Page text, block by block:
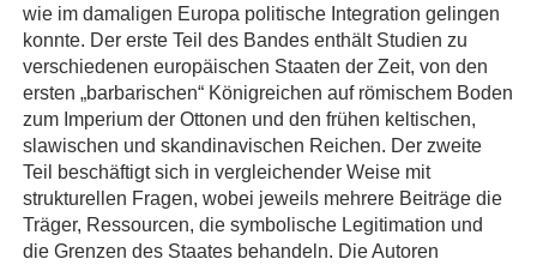
wie im damaligen Europa politische Integration gelingen
konnte. Der erste Teil des Bandes enthält Studien zu
verschiedenen europäischen Staaten der Zeit, von den
ersten „barbarischen“ Königreichen auf römischem Boden
zum Imperium der Ottonen und den frühen keltischen,
slawischen und skandinavischen Reichen. Der zweite
Teil beschäftigt sich in vergleichender Weise mit
strukturellen Fragen, wobei jeweils mehrere Beiträge die
Träger, Ressourcen, die symbolische Legitimation und
die Grenzen des Staates behandeln. Die Autoren